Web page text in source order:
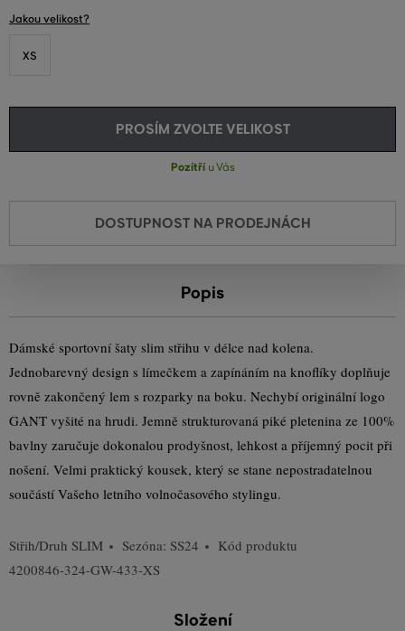
Jakou velikost?
XS
PROSÍM ZVOLTE VELIKOST
Pozítříu Vás
DOSTUPNOST NA PRODEJNÁCH
Popis
Dámské sportovní šaty slim střihu v délce nad kolena.
Jednobarevný design s límečkem a zapínáním na knoflíky doplňuje
rovně zakončený lem s rozparky na boku. Nechybí originální logo
GANT vyšité na hrudi. Jemně strukturovaná piké pletenina ze 100%
bavlny zaručuje dokonalou prodyšnost, lehkost a příjemný pocit při
nošení. Velmi praktický kousek, který se stane nepostradatelnou
součástí Vašeho letního volnočasového stylingu.
Střih/Druh SLIM Sezóna: SS24
Kód produktu
4200846-324-GW-433-XS
Složení